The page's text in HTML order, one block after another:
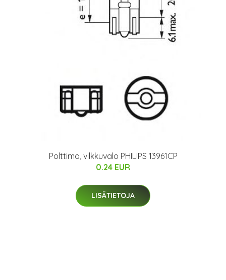
Polttimo, vilkkuvalo PHILIPS 13961CP
0.24 EUR
LISÄTIETOJA